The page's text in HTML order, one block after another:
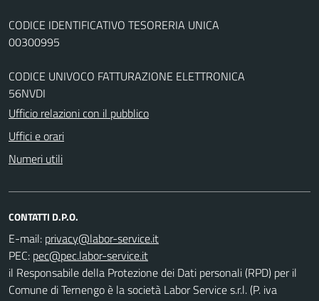
CODICE IDENTIFICATIVO TESORERIA UNICA
00300995
CODICE UNIVOCO FATTURAZIONE ELETTRONICA
56NVDI
Ufficio relazioni con il pubblico
Uffici e orari
Numeri utili
CONTATTI D.P.O.
E-mail:
PEC:
il Responsabile della Protezione dei Dati personali (RPD) per il
Comune di Ternengo è la società Labor Service s.r.l. (P. iva